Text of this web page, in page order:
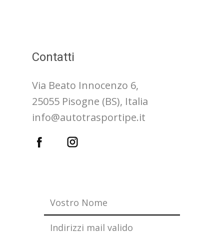
Contatti
Via Beato Innocenzo 6,
25055 Pisogne (BS), Italia
info@autotrasportipe.it